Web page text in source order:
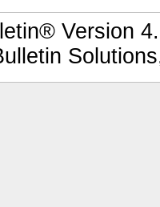
Version